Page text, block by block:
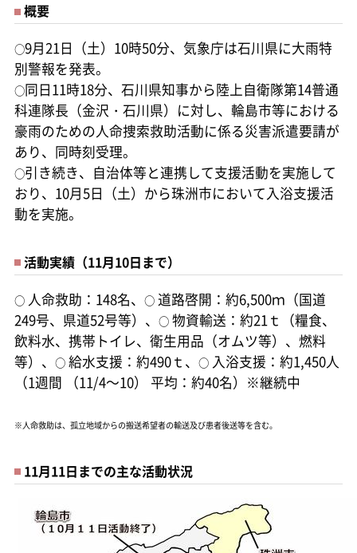
概要
○9月21日（土）10時50分、気象庁は石川県に大雨特
別警報を発表。
○同日11時18分、石川県知事から陸上自衛隊第14普通
科連隊長（金沢・石川県）に対し、輪島市等における
豪雨のための人命捜索救助活動に係る災害派遣要請が
あり、同時刻受理。
○引き続き、自治体等と連携して支援活動を実施して
おり、10月5日（土）から珠洲市において入浴支援活
動を実施。
活動実績（11月10日まで）
○人命救助：148名、 ○道路啓開：約6,500ｍ（国道
249号、県道52号等）、 ○物資輸送：約21ｔ（糧食、
飲料水、携帯トイレ、衛生用品（オムツ等）、燃料
等）、 ○給水支援：約490ｔ、 ○入浴支援：約1,450人
（1週間 （11/4～10） 平均：約40名）※継続中
※人命救助は、孤立地域からの搬送希望者の輸送及び患者後送等を含む。
11月11日までの主な活動状況